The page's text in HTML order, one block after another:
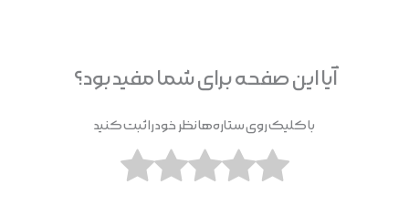
آیا این صفحه برای شما مفید بود؟
با کلیک روی ستاره‌ها نظر خود را ثبت کنید